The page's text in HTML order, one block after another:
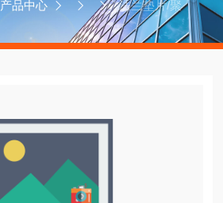
产品中心
*法兰垫片/聚